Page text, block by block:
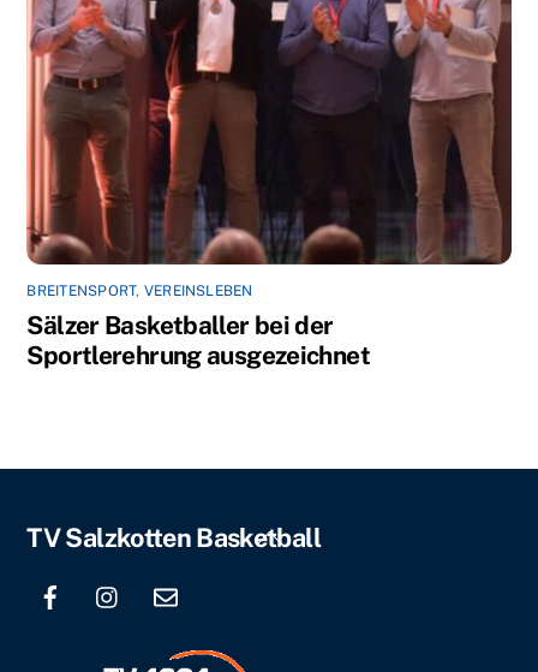
BREITENSPORT, VEREINSLEBEN
Sälzer Basketballer bei der
Sportlerehrung ausgezeichnet
Back
TV Salzkotten Basketball